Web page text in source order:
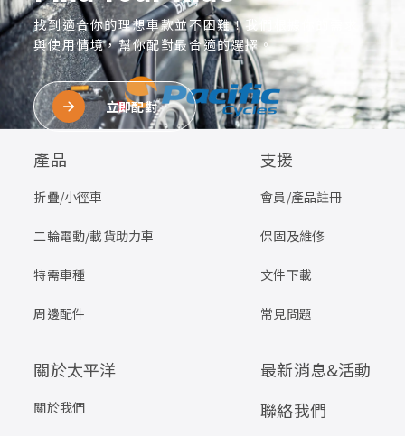
找到適合你的理想車款並不困難！我們根據你的需求
與使用情境，幫你配對最合適的選擇。
立即配對
產品
折疊/小徑車
二輪電動/載貨助力車
特需車種
周邊配件
支援
會員/產品註冊
保固及維修
文件下載
常見問題
關於太平洋
關於我們
最新消息&活動
聯絡我們